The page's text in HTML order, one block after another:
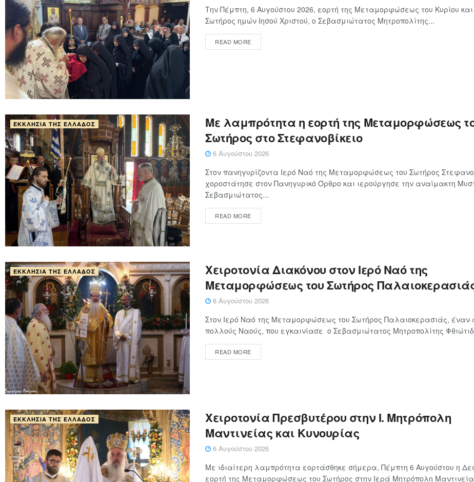
Την Πέμπτη, 6 Αυγούστου 2026, εορτή της Μεταμορφώσεως του Κυρίου
Σωτήρος ημών Ιησού Χριστού, ο Σεβασμιώτατος Μητροπολίτης...
READ MORE
ΕΚΚΛΗΣΊΑ ΤΗΣ ΕΛΛΆΔΟΣ
Με λαμπρότητα η εορτή της Μεταμορφώσεως
Σωτήρος στο Στεφανοβίκειο
6 Αυγούστου 2026
Στον πανηγυρίζοντα Ιερό Ναό της Μεταμορφώσεως του Σωτήρος
χοροστάτησε στον Πανηγυρικό Όρθρο και ιερούργησε την αναίμακτη
Σεβασμιώτατος...
READ MORE
ΕΚΚΛΗΣΊΑ ΤΗΣ ΕΛΛΆΔΟΣ
Χειροτονία Διακόνου στον Ιερό Ναό της
Μεταμορφώσεως του Σωτήρος
6 Αυγούστου 2026
Στον Ιερό Ναό της Μεταμορφώσεως του Σωτήρος Παλαιοκερασιάς, έναν
πολλούς Ναούς, που εγκαινίασε ο Σεβασμιώτατος Μητροπολίτης
READ MORE
ΕΚΚΛΗΣΊΑ ΤΗΣ ΕΛΛΆΔΟΣ
Xειροτονία Πρεσβυτέρου στην Ι. Μητρόπολη
Μαντινείας και Κυνουρίας
6 Αυγούστου 2026
Με ιδιαίτερη λαμπρότητα εορτάσθηκε σήμερα, Πέμπτη 6 Αυγούστου η
εορτή της Μεταμορφώσεως του Σωτήρος στην Ιερά Μητρόπολη